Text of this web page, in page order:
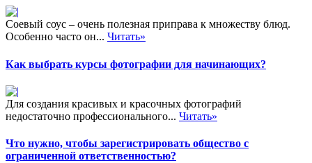
Соевый соус – очень полезная приправа к множеству блюд.
Особенно часто он... Читать»
Как выбрать курсы фотографии для начинающих?
Для создания красивых и красочных фотографий
недостаточно профессионального... Читать»
Что нужно, чтобы зарегистрировать общество с
ограниченной ответственностью?